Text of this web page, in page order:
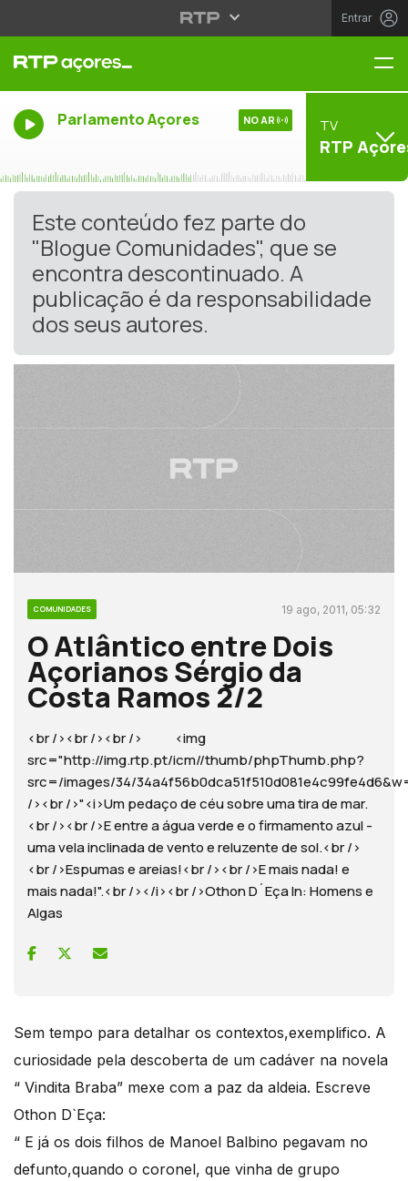
Entrar
Parlamento Açores NO AR TV
RTP
Este conteúdo fez parte do
"Blogue Comunidades", que se
encontra descontinuado. A
publicação é da responsabilidade
dos seus autores.
COMUNIDADES 19 ago, 2011, 05:32
O Atlântico entre Dois
Açorianos Sérgio da
Costa Ramos 2/2
<br /><br /><br /> <img
src="http://img.rtp.pt/icm//thumb/phpThumb.php?
src=/images/34/
/><br />"<i>Um pedaço de céu sobre uma tira de mar.
<br /><br />E entre a água verde e o firmamento azul -
uma vela inclinada de vento e reluzente de sol.<br />
<br />Espumas e areias!<br /><br />E mais nada! e
mais nada!".<br /></i><br />Othon D´Eça In: Homens e
Algas
Sem tempo para detalhar os contextos,exemplifico. A
curiosidade pela descoberta de um cadáver na novela
“ Vindita Braba” mexe com a paz da aldeia. Escreve
Othon D`Eça:
“ E já os dois filhos de Manoel Balbino pegavam no
defunto,quando o coronel, que vinha de grupo